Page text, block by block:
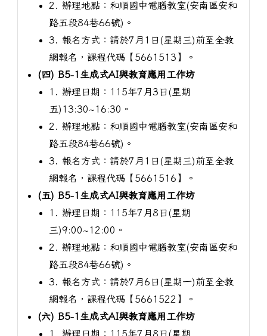
2. 辦理地點：和順國中電腦教室(安南區安和
路五段84巷66號)。
3. 報名方式：請於7月1日(星期三)前至全教
網報名，課程代碼【5661513】。
(四) B5-1生成式AI與教育應用工作坊
1. 辦理日期：115年7月3日(星期
五)13:30~16:30。
2. 辦理地點：和順國中電腦教室(安南區安和
路五段84巷66號)。
3. 報名方式：請於7月1日(星期三)前至全教
網報名，課程代碼【5661516】。
(五) B5-1生成式AI與教育應用工作坊
1. 辦理日期：115年7月8日(星期
三)9:00~12:00。
2. 辦理地點：和順國中電腦教室(安南區安和
路五段84巷66號)。
3. 報名方式：請於7月6日(星期一)前至全教
網報名，課程代碼【5661522】。
(六) B5-1生成式AI與教育應用工作坊
1. 辦理日期：115年7月8日(星期